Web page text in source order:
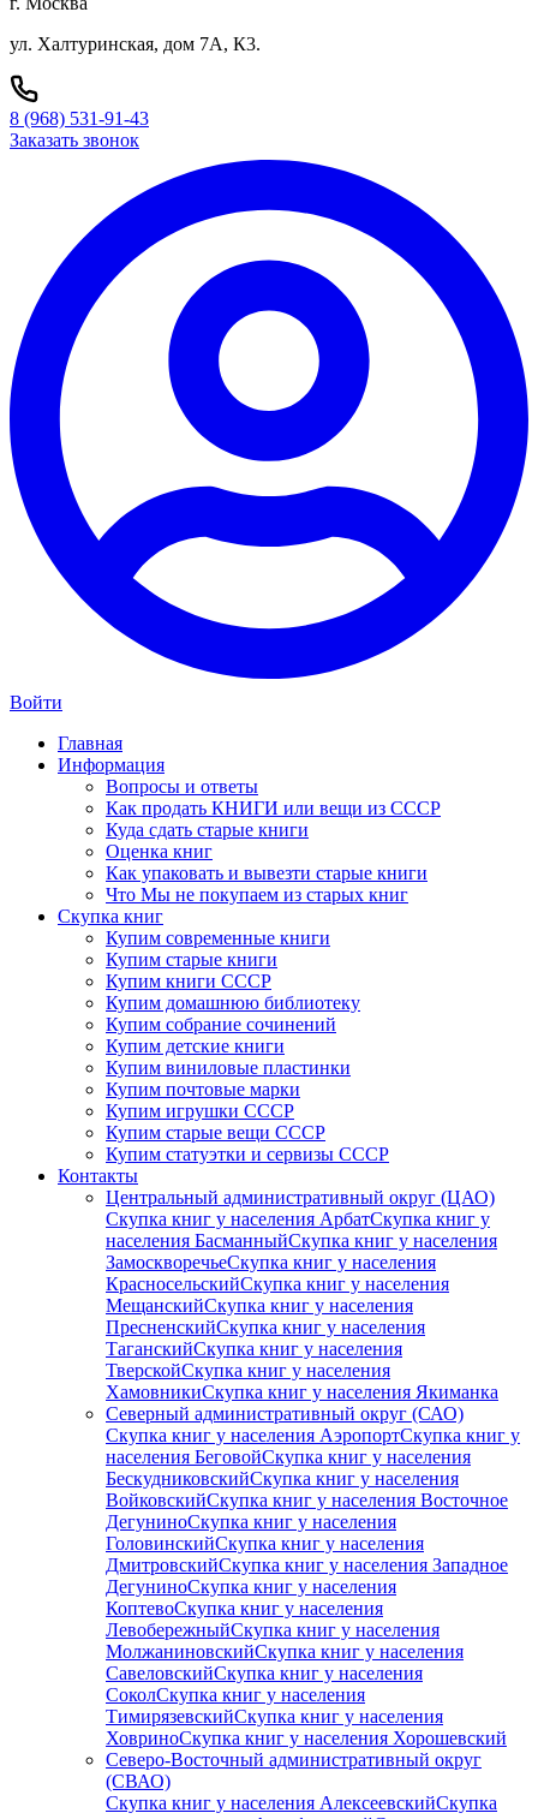
ул. Халтуринская, дом 7А, К3.
8 (968) 531-91-43
Заказать звонок
Войти
Главная
Информация
Вопросы и ответы
Как продать КНИГИ или вещи из СССР
Куда сдать старые книги
Оценка книг
Как упаковать и вывезти старые книги
Что Мы не покупаем из старых книг
Скупка книг
Купим современные книги
Купим старые книги
Купим книги СССР
Купим домашнюю библиотеку
Купим собрание сочинений
Купим детские книги
Купим виниловые пластинки
Купим почтовые марки
Купим игрушки СССР
Купим старые вещи СССР
Купим статуэтки и сервизы СССР
Контакты
Центральный административный округ (ЦАО)
Скупка книг у населения АрбатСкупка книг у
населения БасманныйСкупка книг у населения
ЗамоскворечьеСкупка книг у населения
КрасносельскийСкупка книг у населения
МещанскийСкупка книг у населения
ПресненскийСкупка книг у населения
ТаганскийСкупка книг у населения
ТверскойСкупка книг у населения
ХамовникиСкупка книг у населения Якиманка
Северный административный округ (САО)
Скупка книг у населения АэропортСкупка книг у
населения БеговойСкупка книг у населения
БескудниковскийСкупка книг у населения
ВойковскийСкупка книг у населения Восточное
ДегуниноСкупка книг у населения
ГоловинскийСкупка книг у населения
ДмитровскийСкупка книг у населения Западное
ДегуниноСкупка книг у населения
КоптевоСкупка книг у населения
ЛевобережныйСкупка книг у населения
МолжаниновскийСкупка книг у населения
СавеловскийСкупка книг у населения
СоколСкупка книг у населения
ТимирязевскийСкупка книг у населения
ХовриноСкупка книг у населения Хорошевский
Северо-Восточный административный округ
(СВАО)
Скупка книг у населения АлексеевскийСкупка